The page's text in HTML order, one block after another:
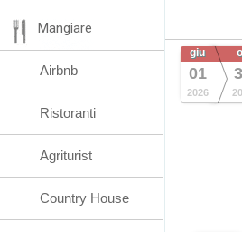
giu
01
2026
Mangiare
Airbnb
Ristoranti
Agriturist
Country House